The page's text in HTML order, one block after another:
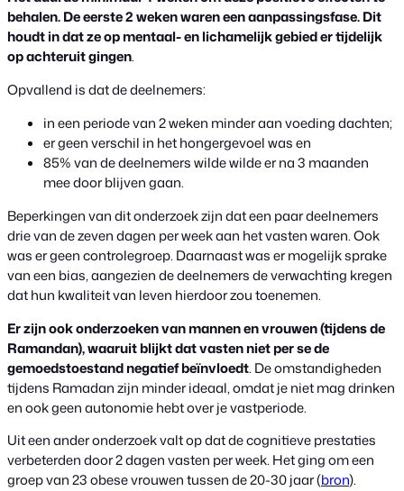
behalen. De eerste 2 weken waren een aanpassingsfase. Dit
houdt in dat ze op mentaal- en lichamelijk gebied er tijdelijk
op achteruit gingen.
Opvallend is dat de deelnemers:
in een periode van 2 weken minder aan voeding dachten;
er geen verschil in het hongergevoel was en
85% van de deelnemers wilde wilde er na 3 maanden
mee door blijven gaan.
Beperkingen van dit onderzoek zijn dat een paar deelnemers
drie van de zeven dagen per week aan het vasten waren. Ook
was er geen controlegroep. Daarnaast was er mogelijk sprake
van een bias, aangezien de deelnemers de verwachting kregen
dat hun kwaliteit van leven hierdoor zou toenemen.
Er zijn ook onderzoeken van mannen en vrouwen (tijdens de
Ramandan), waaruit blijkt dat vasten niet per se de
gemoedstoestand negatief beïnvloedt. De omstandigheden
tijdens Ramadan zijn minder ideaal, omdat je niet mag drinken
en ook geen autonomie hebt over je vastperiode.
Uit een ander onderzoek valt op dat de cognitieve prestaties
verbeterden door 2 dagen vasten per week. Het ging om een
groep van 23 obese vrouwen tussen de 20-30 jaar (bron).